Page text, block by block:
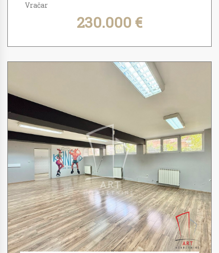
Vračar
230.000 €